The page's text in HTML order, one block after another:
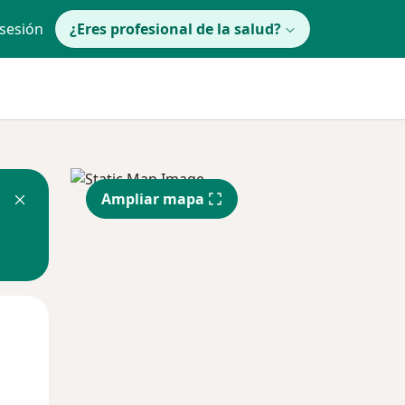
¿Eres profesional de la salud?
Ampliar mapa